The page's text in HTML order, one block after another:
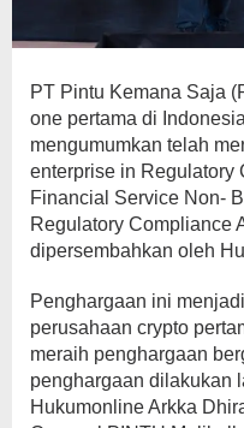
PT Pintu Kemana Saja
one pertama di
mengumumkan telah
enterprise in Regulatory
Financial Service Non-
Regulatory Compliance
dipersembahkan oleh
Penghargaan ini
perusahaan crypto
meraih penghargaan
penghargaan dilakukan
Hukumonline Arkka